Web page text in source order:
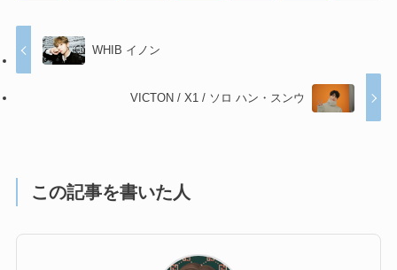
WHIB イノン
VICTON / X1 / ソロ ハン・スンウ
この記事を書いた人